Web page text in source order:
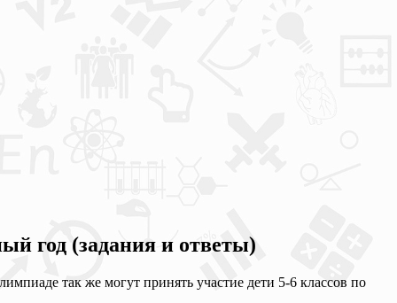
год (задания и ответы)
так же могут принять участие дети 5-6 классов по